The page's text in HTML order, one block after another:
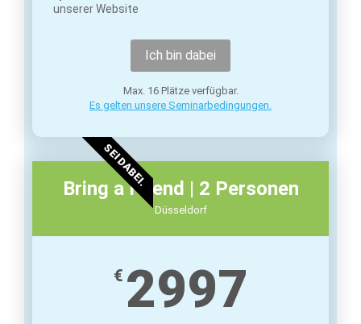
unserer Website
Ich bin dabei
Max. 16 Plätze verfügbar.
Es gelten unsere Seminarbedingungen.
SEI DABEI.
Bring a Friend | 2 Personen
Düsseldorf
€ 2997